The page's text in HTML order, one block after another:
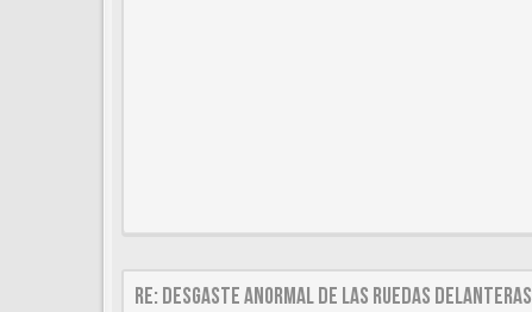
Re: Desgaste anormal de las ruedas delanteras